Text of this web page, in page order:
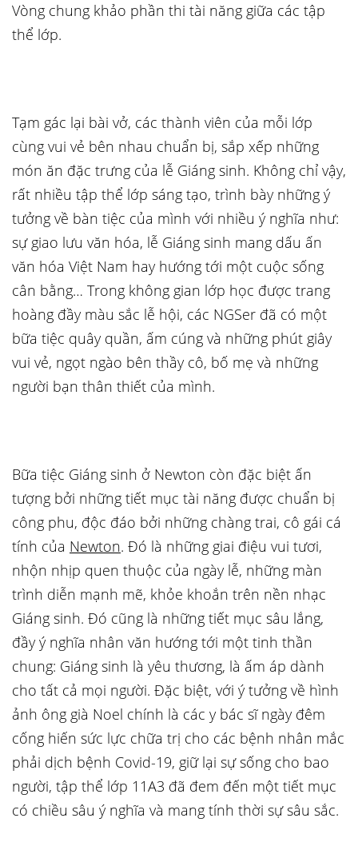
Vòng chung khảo phần thi tài năng giữa các tập
thể lớp.
Tạm gác lại bài vở, các thành viên của mỗi lớp
cùng vui vẻ bên nhau chuẩn bị, sắp xếp những
món ăn đặc trưng của lễ Giáng sinh. Không chỉ vậy,
rất nhiều tập thể lớp sáng tạo, trình bày những ý
tưởng về bàn tiệc của mình với nhiều ý nghĩa như:
sự giao lưu văn hóa, lễ Giáng sinh mang dấu ấn
văn hóa Việt Nam hay hướng tới một cuộc sống
cân bằng… Trong không gian lớp học được trang
hoàng đầy màu sắc lễ hội, các NGSer đã có một
bữa tiệc quây quần, ấm cúng và những phút giây
vui vẻ, ngọt ngào bên thầy cô, bố mẹ và những
người bạn thân thiết của mình.
Bữa tiệc Giáng sinh ở Newton còn đặc biệt ấn
tượng bởi những tiết mục tài năng được chuẩn bị
công phu, độc đáo bởi những chàng trai, cô gái cá
tính của Newton. Đó là những giai điệu vui tươi,
nhộn nhịp quen thuộc của ngày lễ, những màn
trình diễn mạnh mẽ, khỏe khoắn trên nền nhạc
Giáng sinh. Đó cũng là những tiết mục sâu lắng,
đầy ý nghĩa nhân văn hướng tới một tinh thần
chung: Giáng sinh là yêu thương, là ấm áp dành
cho tất cả mọi người. Đặc biệt, với ý tưởng về hình
ảnh ông già Noel chính là các y bác sĩ ngày đêm
cống hiến sức lực chữa trị cho các bệnh nhân mắc
phải dịch bệnh Covid-19, giữ lại sự sống cho bao
người, tập thể lớp 11A3 đã đem đến một tiết mục
có chiều sâu ý nghĩa và mang tính thời sự sâu sắc.